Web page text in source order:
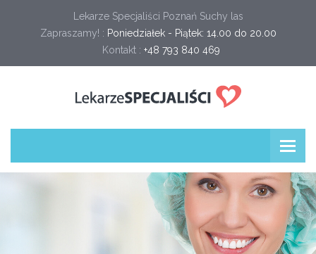
Lekarze Specjaliści Poznań Suchy las
Zapraszamy! : Poniedziałek - Piątek: 14.00 do 20.00
Kontakt : +48 793 840 469